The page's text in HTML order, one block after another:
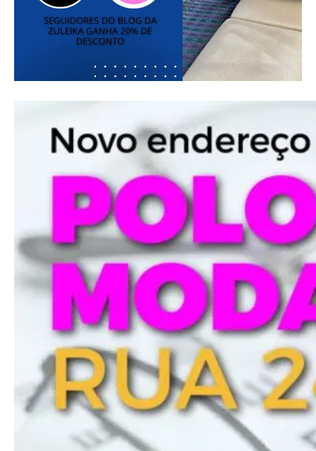
━ pricing plans